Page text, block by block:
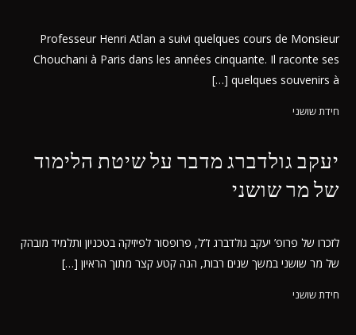
Professeur Henri Atlan a suivi quelques cours de Monsieur
Chouchani à Paris dans les années cinquante. Il raconte ses
quelques souvenirs à […]
חידת שושני
יעקב גולדברג מדבר על שיטת הלימוד
של מר שושני
לזכרו של פרופ’ יעקב גולדברג ז”ל, פרופסור לפיזיקה בטכניון ותלמיד מובהק
של מר שושני במשך שנים רבות, הנה קטע קצר מתוך הראיון […]
חידת שושני